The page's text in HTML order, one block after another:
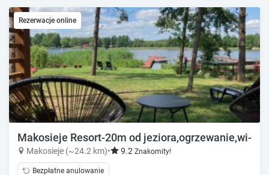
Rezerwacje online
Makosieje Resort-20m od jeziora,ogrzewanie,wi-fi
Makosieje (~24.2 km)• 9.2 Znakomity!
Bezpłatne anulowanie